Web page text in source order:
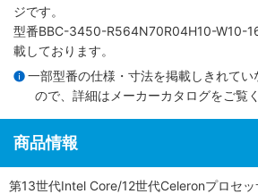
ジです。
型番BBC-3450-R564N70R04H10-W10-
載しております。
一部型番の仕様・寸法を掲載しきれて
ので、詳細は メーカーカタログをご覧
商品情報
第13世代Intel Core/12世代Celeronプロセ